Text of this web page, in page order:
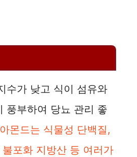
수가 낮고 식이 섬유와
풍부하여 당뇨 관리 좋
아몬드는 식물성 단백질,
포화 지방산 등 여러가